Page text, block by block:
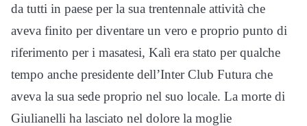
da tutti in paese per la sua trentennale attività che
aveva finito per diventare un vero e proprio punto di
riferimento per i masatesi, Kalì era stato per qualche
tempo anche presidente dell’Inter Club Futura che
aveva la sua sede proprio nel suo locale. La morte di
Giulianelli ha lasciato nel dolore la moglie